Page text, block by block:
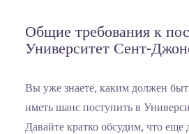
Общие требования к
Университет Сент-
Вы уже знаете, каким должен
иметь шанс поступить в
Давайте кратко обсудим, что еще